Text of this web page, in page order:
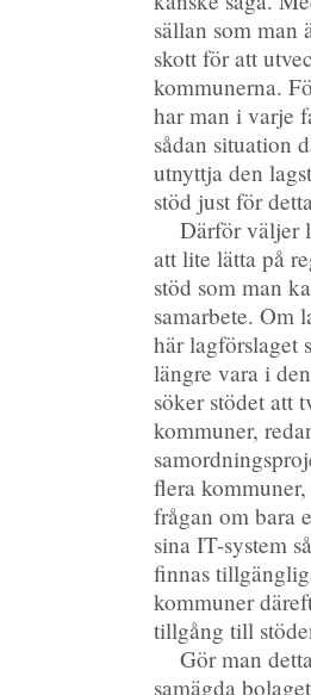
sällan som man
skott för att
kommunerna.
har man i varje
sådan situation
utnyttja den
stöd just för
Därför väljer
att lite lätta på
stöd som man
samarbete. Om
här lagförslaget
längre vara i
söker stödet att
kommuner,
flera
frågan om bara
sina IT-system
finnas
kommuner
tillgång till
Gör man
samägda